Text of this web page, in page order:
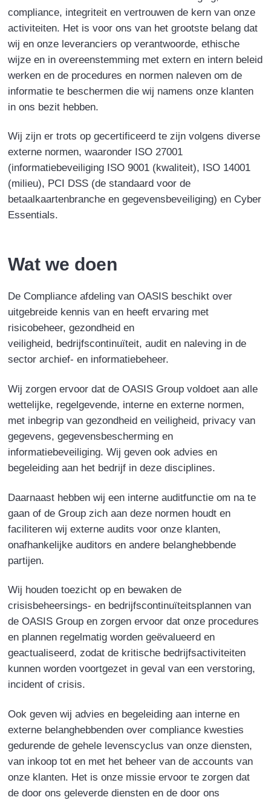
compliance, integriteit en vertrouwen de kern van onze
activiteiten. Het is voor ons van het grootste belang dat
wij en onze leveranciers op verantwoorde, ethische
wijze en in overeenstemming met extern en intern beleid
werken en de procedures en normen naleven om de
informatie te beschermen die wij namens onze klanten
in ons bezit hebben.
Wij zijn er trots op gecertificeerd te zijn volgens diverse
externe normen, waaronder ISO 27001
(informatiebeveiliging ISO 9001 (kwaliteit), ISO 14001
(milieu), PCI DSS (de standaard voor de
betaalkaartenbranche en gegevensbeveiliging) en Cyber
Essentials.
Wat we doen
De Compliance afdeling van OASIS beschikt over
uitgebreide kennis van en heeft ervaring met
risicobeheer, gezondheid en
veiligheid, bedrijfscontinuïteit, audit en naleving in de
sector archief- en informatiebeheer.
Wij zorgen ervoor dat de OASIS Group voldoet aan alle
wettelijke, regelgevende, interne en externe normen,
met inbegrip van gezondheid en veiligheid, privacy van
gegevens, gegevensbescherming en
informatiebeveiliging. Wij geven ook advies en
begeleiding aan het bedrijf in deze disciplines.
Daarnaast hebben wij een interne auditfunctie om na te
gaan of de Group zich aan deze normen houdt en
faciliteren wij externe audits voor onze klanten,
onafhankelijke auditors en andere belanghebbende
partijen.
Wij houden toezicht op en bewaken de
crisisbeheersings- en bedrijfscontinuïteitsplannen van
de OASIS Group en zorgen ervoor dat onze procedures
en plannen regelmatig worden geëvalueerd en
geactualiseerd, zodat de kritische bedrijfsactiviteiten
kunnen worden voortgezet in geval van een verstoring,
incident of crisis.
Ook geven wij advies en begeleiding aan interne en
externe belanghebbenden over compliance kwesties
gedurende de gehele levenscyclus van onze diensten,
van inkoop tot en met het beheer van de accounts van
onze klanten. Het is onze missie ervoor te zorgen dat
de door ons geleverde diensten en de door ons